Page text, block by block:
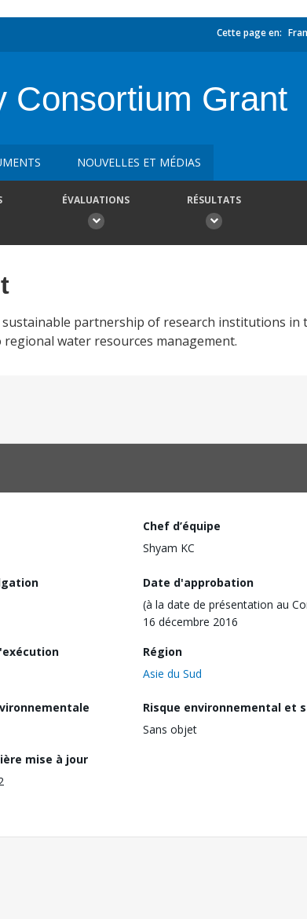
Cette page en:
Consortium Grant
NOUVELLES ET MÉDIAS
ÉVALUATIONS RÉSULTATS
partnership of research institutions in
water resources management.
Chef d’équipe
Shyam KC
Date d'approbation
(à la date de présentation au
16 décembre 2016
Région
Asie du Sud
Risque environnemental et
Sans objet
mise à jour